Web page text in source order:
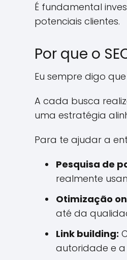
É fundamental
potenciais clientes.
Por que o
Eu sempre digo
A cada busca
uma estratégia
Para te ajudar a
Pesquisa de
realmente
Otimização
até da
Link building:
autoridade e a